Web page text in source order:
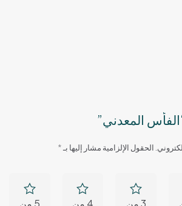
المعدني”
الحقول الإلزامية مشار إليها بـ*
3 من 4 من 5 من